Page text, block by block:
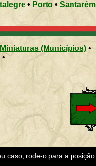
• Porto • Santarém
Miniaturas (Municípios)•
•
caso, rode-o para a posição